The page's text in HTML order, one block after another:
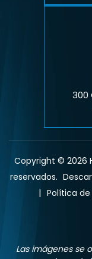
300
Copyright © 2026
reservados.
| Política
Las imágenes se